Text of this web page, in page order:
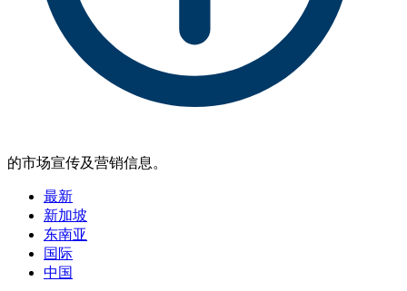
的市场宣传及营销信息。
最新
新加坡
东南亚
国际
中国